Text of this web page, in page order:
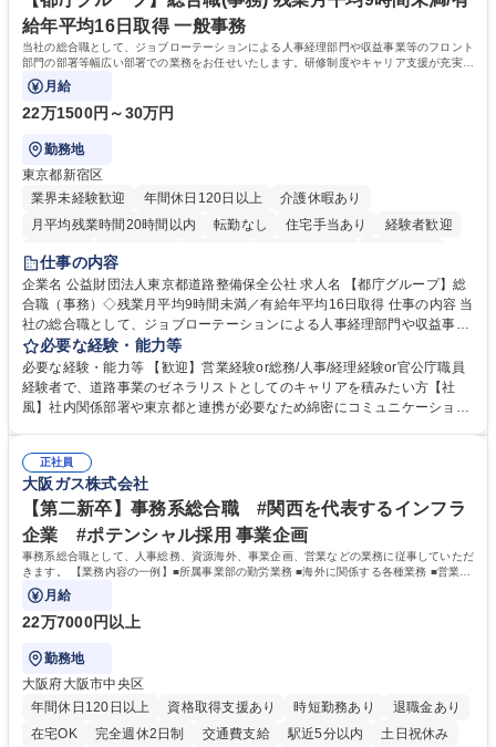
資格：
給年平均16日取得 一般事務
当社の総合職として、ジョブローテーションによる人事経理部門や収益事業等のフロント
部門の部署等幅広い部署での業務をお任せいたします。研修制度やキャリア支援が充実し
ております！ ※下記業務詳細
月給
22万1500円～30万円
勤務地
東京都新宿区
業界未経験歓迎
年間休日120日以上
介護休暇あり
月平均残業時間20時間以内
転勤なし 住宅手当あり
経験者歓迎
研修あり
退職金あり
駅近5分以内
資格取得手当あり 食事補助あり
仕事の内容
企業名 公益財団法人東京都道路整備保全公社 求人名 【都庁グループ】総
合職（事務）◇残業月平均9時間未満／有給年平均16日取得 仕事の内容 当
社の総合職として、ジョブローテーションによる人事経理部門や収益事業
等のフロント部門の部署等幅広い部署での業務をお任せいたします。研修
制度やキャリア支援が充実しております！ ※下記業務詳細 【業務詳細】■
管理部門：広報、人事、経理など当公社の運営に係る管理業務 ■収益部
門：駐車場の新規開拓、管理運営、新宿駅西口広場の「イベントコーナ
道路施設や道路工事現場の見学ツアー事業 ※入社後は上記いずれかの部門
へ配属。※業務内容変更の範囲：会社の定める業務 募集職種 【都庁グル
ープ】総合職（事務）◇残業月平均9時間未満／有給年平均16日取得
必要な経験・能力等
必要な経験・能力等 【歓迎】営業経験or総務/人事/経理経験or官公庁職員
経験者で、道路事業のゼネラリストとしてのキャリアを積みたい方【社
風】社内関係部署や東京都と連携が必要なため綿密にコミュニケーション
部門など多岐に渡る業務を経験できます。 ■様々なプロジェクト：駐車場
事業の他、新宿駅西口広場内に設置された照明を兼ねた広告「ブライトサ
イン」の管理運営を行うなど、事業収益を生み出す活動を積極的に行って
います。 学歴・資格 学歴：大学院 大学 高専 短大 専修学校 高校 語学力：
資格：
正社員
大阪ガス株式会社
【第二新卒】事務系総合職 #関西を代表するインフラ
企業 #ポテンシャル採用 事業企画
事務系総合職として、人事総務、資源海外、事業企画、営業などの業務に従事していただ
きます。 【業務内容の一例】■所属事業部の勤労業務 ■海外に関係する各種業務 ■営業部
門の企画スタッフ、ルート営業
月給
22万7000円以上
勤務地
大阪府大阪市中央区
年間休日120日以上
資格取得支援あり 時短勤務あり
退職金あり
在宅OK
完全週休2日制 交通費支給 駅近5分以内
土日祝休み